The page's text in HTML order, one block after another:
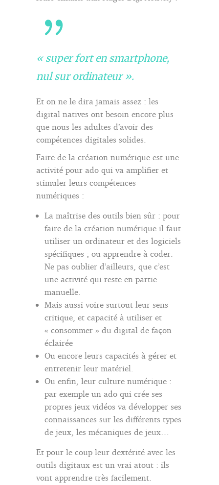
« super fort en smartphone,
nul sur ordinateur ».
Et on ne le dira jamais assez : les
digital natives ont besoin encore plus
que nous les adultes d’avoir des
compétences digitales solides.
Faire de la création numérique est une
activité pour ado qui va amplifier et
stimuler leurs compétences
numériques :
La maîtrise des outils bien sûr : pour
faire de la création numérique il faut
utiliser un ordinateur et des logiciels
spécifiques ; ou apprendre à coder.
Ne pas oublier d’ailleurs, que c’est
une activité qui reste en partie
manuelle.
Mais aussi voire surtout leur sens
critique, et capacité à utiliser et
« consommer » du digital de façon
éclairée
Ou encore leurs capacités à gérer et
entretenir leur matériel.
Ou enfin, leur culture numérique :
par exemple un ado qui crée ses
propres jeux vidéos va développer ses
connaissances sur les différents types
de jeux, les mécaniques de jeux…
Et pour le coup leur dextérité avec les
outils digitaux est un vrai atout : ils
vont apprendre très facilement.